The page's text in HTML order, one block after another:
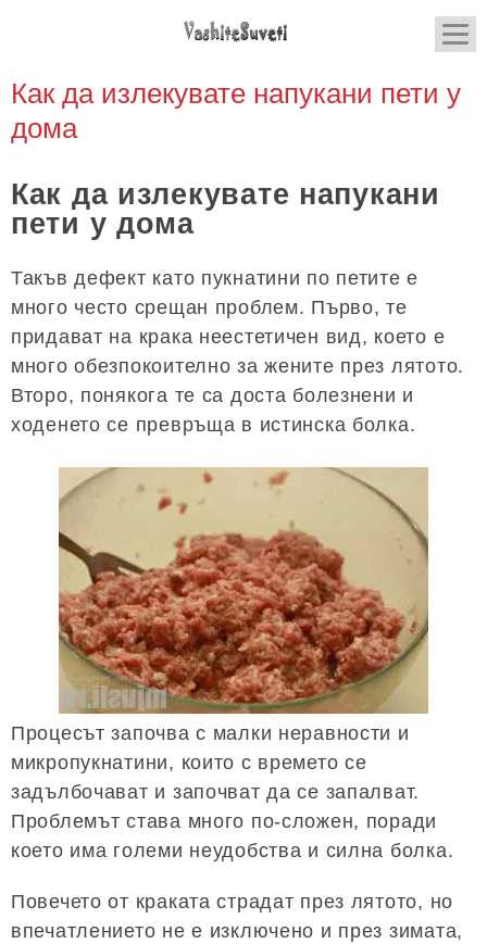
Как да излекувате напукани пети у
дома
Как да излекувате напукани
пети у дома
Такъв дефект като пукнатини по петите е
много често срещан проблем. Първо, те
придават на крака неестетичен вид, което е
много обезпокоително за жените през лятото.
Второ, понякога те са доста болезнени и
ходенето се превръща в истинска болка.
Процесът започва с малки неравности и
микропукнатини, които с времето се
задълбочават и започват да се запалват.
Проблемът става много по-сложен, поради
което има големи неудобства и силна болка.
Повечето от краката страдат през лятото, но
впечатлението не е изключено и през зимата,